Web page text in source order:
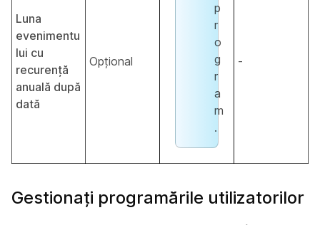
p
r
o
g
r
a
m
.
Luna
evenimentu
lui cu
recurență
anuală după
dată
Opțional -
Gestionați programările utilizatorilor